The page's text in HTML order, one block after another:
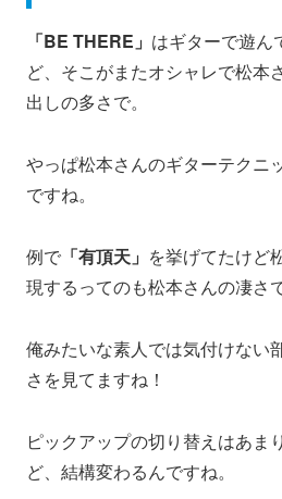
「BE THERE」 はギターで遊ん
ど、そこがまたオシャレで松本
出しの多さで。
やっぱ松本さんのギターテクニ
ですね。
例で 「有頂天」 を挙げてたけど
現するってのも松本さんの凄さ
俺みたいな素人では気付けない
さを見てますね！
ピックアップの切り替えはあま
ど、結構変わるんですね。